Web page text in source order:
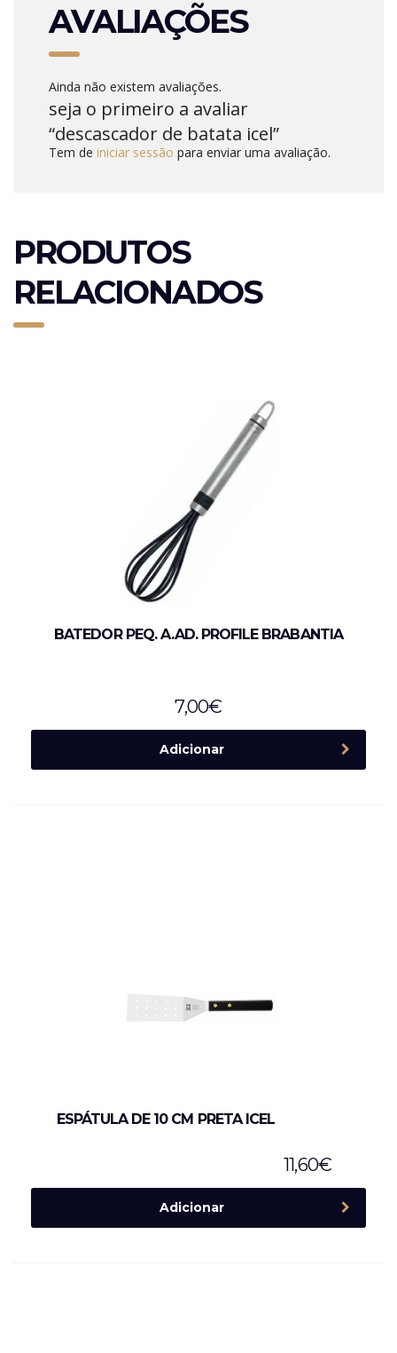
AVALIAÇÕES
Ainda não existem avaliações.
seja o primeiro a avaliar
“descascador de batata icel”
Tem de iniciar sessão para enviar uma avaliação.
PRODUTOS
RELACIONADOS
BATEDOR PEQ. A.AD. PROFILE BRABANTIA
7,00€
Adicionar
ESPÁTULA DE 10 CM PRETA ICEL
11,60€
Adicionar